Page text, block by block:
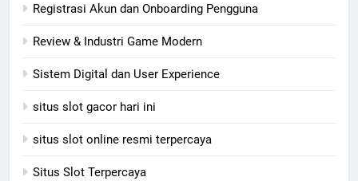
Registrasi Akun dan Onboarding Pengguna
Review & Industri Game Modern
Sistem Digital dan User Experience
situs slot gacor hari ini
situs slot online resmi terpercaya
Situs Slot Terpercaya